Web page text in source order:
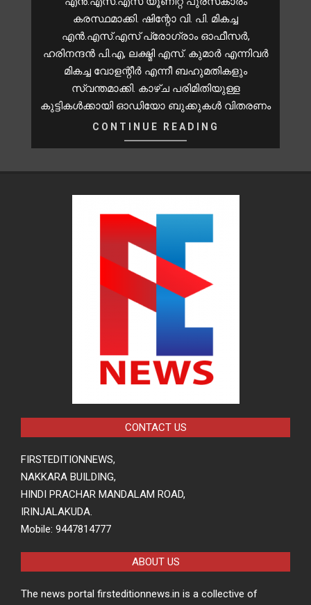
കരസ്ഥമാക്കി. ഷിന്റോ വി. പി. മികച്ച
എൻ.എസ്.എസ് പ്രോഗ്രാം ഓഫീസർ,
ഹരിനന്ദൻ പി.എ, ലക്ഷ്മി എസ്. കുമാർ എന്നിവർ
മികച്ച വോളന്റീർ എന്നീ ബഹുമതികളും
സ്വന്തമാക്കി. കാഴ്ച പരിമിതിയുള്ള
കുട്ടികൾക്കായി ഓഡിയോ ബുക്കുകൾ വിതരണം
CONTINUE READING
CONTACT US
FIRSTEDITIONNEWS,
NAKKARA BUILDING,
HINDI PRACHAR MANDALAM ROAD,
IRINJALAKUDA.
Mobile: 9447814777
ABOUT US
The news portal firsteditionnews.in is a collective of